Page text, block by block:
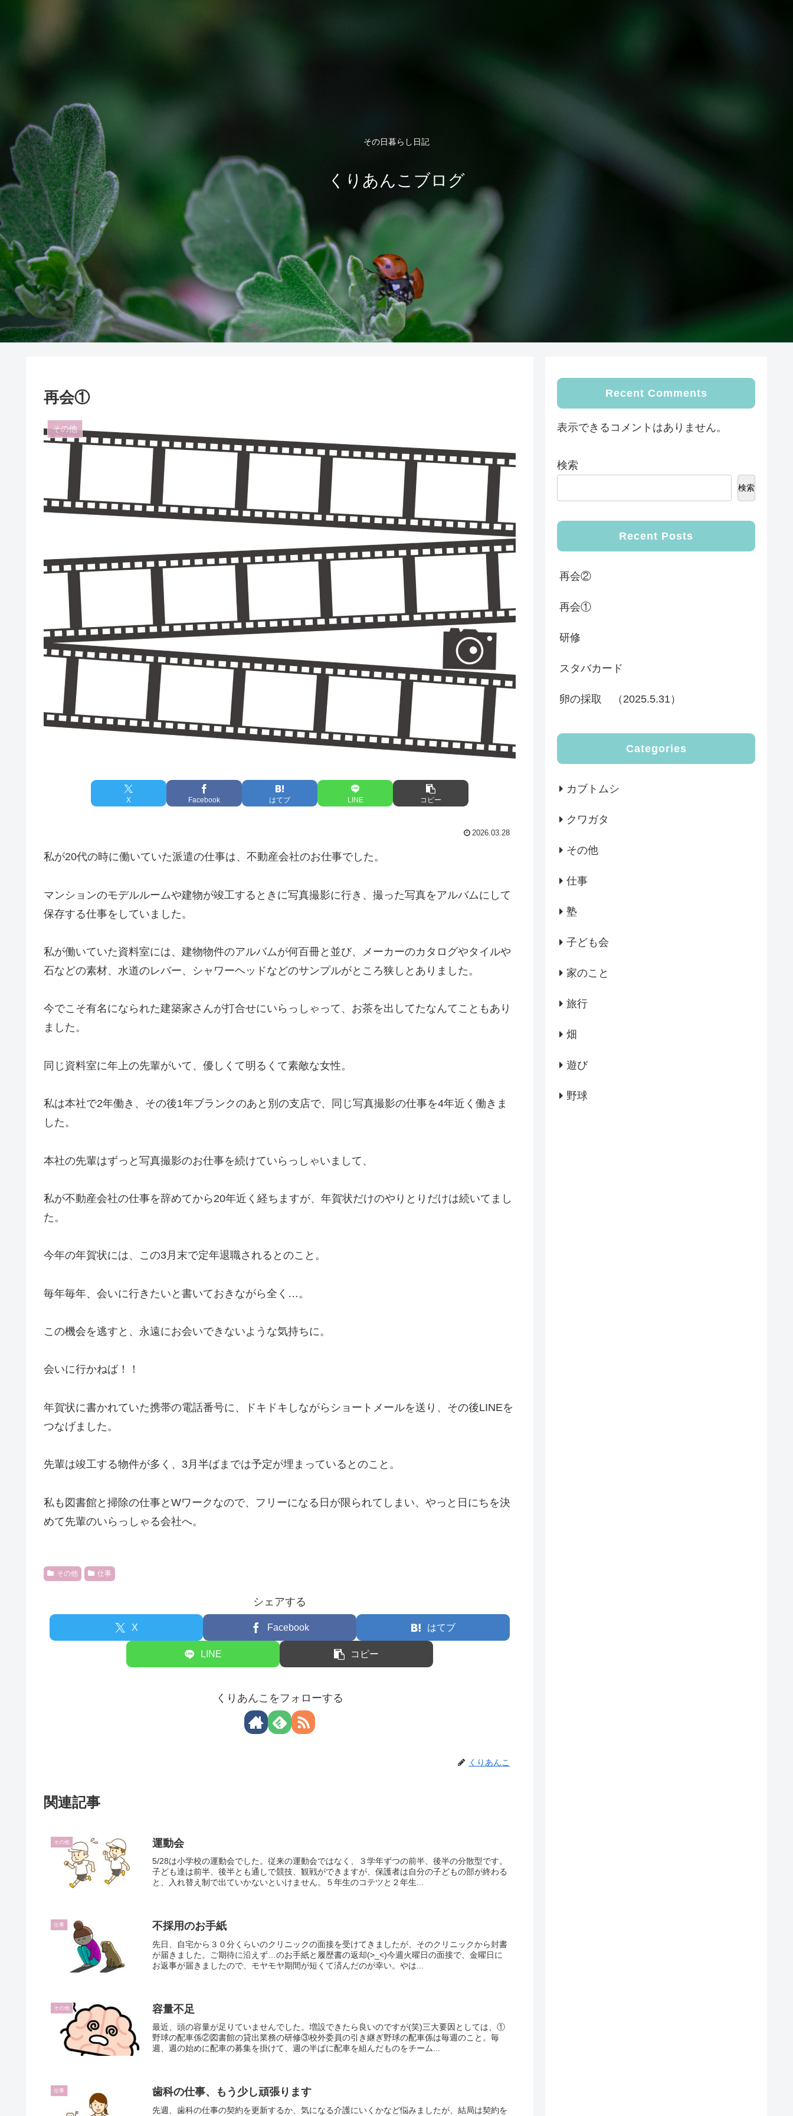
その日暮らし日記
くりあんこブログ
再会①
その他
X Facebook はてブ LINE コピー
2026.03.28
私が20代の時に働いていた派遣の仕事は、不動産会社のお仕事でした。
マンションのモデルルームや建物が竣工するときに写真撮影に行き、撮った写真をアルバムにして
保存する仕事をしていました。
私が働いていた資料室には、建物物件のアルバムが何百冊と並び、メーカーのカタログやタイルや
石などの素材、水道のレバー、シャワーヘッドなどのサンプルがところ狭しとありました。
今でこそ有名になられた建築家さんが打合せにいらっしゃって、お茶を出してたなんてこともあり
ました。
同じ資料室に年上の先輩がいて、優しくて明るくて素敵な女性。
私は本社で2年働き、その後1年ブランクのあと別の支店で、同じ写真撮影の仕事を4年近く働きま
した。
本社の先輩はずっと写真撮影のお仕事を続けていらっしゃいまして、
私が不動産会社の仕事を辞めてから20年近く経ちますが、年賀状だけのやりとりだけは続いてまし
た。
今年の年賀状には、この3月末で定年退職されるとのこと。
毎年毎年、会いに行きたいと書いておきながら全く…。
この機会を逃すと、永遠にお会いできないような気持ちに。
会いに行かねば！！
年賀状に書かれていた携帯の電話番号に、ドキドキしながらショートメールを送り、その後LINEを
つなげました。
先輩は竣工する物件が多く、3月半ばまでは予定が埋まっているとのこと。
私も図書館と掃除の仕事とWワークなので、フリーになる日が限られてしまい、やっと日にちを決
めて先輩のいらっしゃる会社へ。
その他 仕事
シェアする
X Facebook はてブ
LINE コピー
くりあんこをフォローする
くりあんこ
関連記事
その他 運動会
5/28は小学校の運動会でした。従来の運動会ではなく、３学年ずつの前半、後半の分散型です。
子ども達は前半、後半とも通しで競技、観戦ができますが、保護者は自分の子どもの部が終わる
と、入れ替え制で出ていかないといけません。５年生のコテツと２年生...
仕事 不採用のお手紙
先日、自宅から３０分くらいのクリニックの面接を受けてきましたが、そのクリニックから封書
が届きました。ご期待に沿えず…のお手紙と履歴書の返却(>_<)今週火曜日の面接で、金曜日に
お返事が届きましたので、モヤモヤ期間が短くて済んだのが幸い。やは...
その他 容量不足
最近、頭の容量が足りていませんでした。増設できたら良いのですが(笑)三大要因としては、①
野球の配車係②図書館の貸出業務の研修③校外委員の引き継ぎ野球の配車係は毎週のこと。毎
週、週の始めに配車の募集を掛けて、週の半ばに配車を組んだものをチーム...
仕事 歯科の仕事、もう少し頑張ります
先週、歯科の仕事の契約を更新するか、気になる介護にいくかなど悩みましたが、結局は契約を
Recent Comments
表示できるコメントはありません。
検索
検索
Recent Posts
再会②
再会①
研修
スタバカード
卵の採取 （2025.5.31）
Categories
カブトムシ
クワガタ
その他
仕事
塾
子ども会
家のこと
旅行
畑
遊び
野球